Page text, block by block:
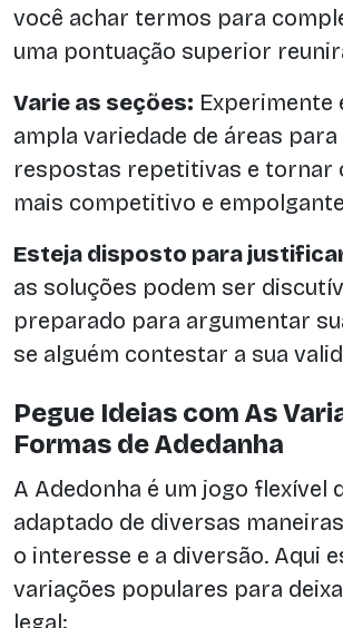
você achar termos para
uma pontuação superior
Varie as seções: Experimente
ampla variedade de áreas
respostas repetitivas e tornar
mais competitivo e
Esteja disposto para
as soluções podem ser
preparado para argumentar
se alguém contestar a sua
Pegue Ideias com As
Formas de Adedanha
A Adedonha é um jogo flexível
adaptado de diversas
o interesse e a diversão. Aqui
variações populares para